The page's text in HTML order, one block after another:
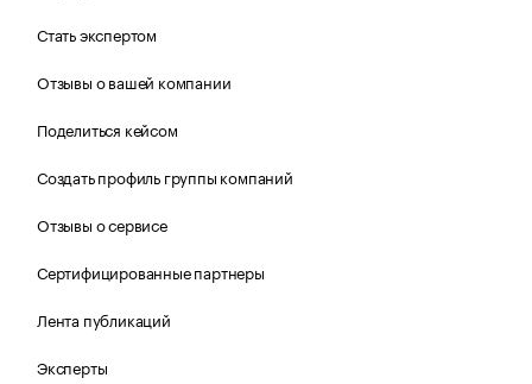
Стать экспертом
Отзывы о вашей компании
Поделиться кейсом
Создать профиль группы компаний
Отзывы о сервисе
Сертифицированные партнеры
Лента публикаций
Эксперты